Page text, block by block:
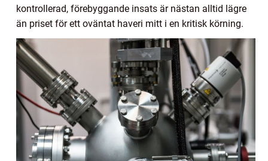
kontrollerad, förebyggande insats är nästan alltid lägre
än priset för ett oväntat haveri mitt i en kritisk körning.